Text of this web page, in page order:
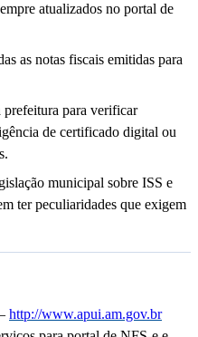
atualizados no portal de
as notas fiscais emitidas para
prefeitura para verificar
de certificado digital ou
municipal sobre ISS e
ter peculiaridades que exigem
http://www.apui.am.gov.br